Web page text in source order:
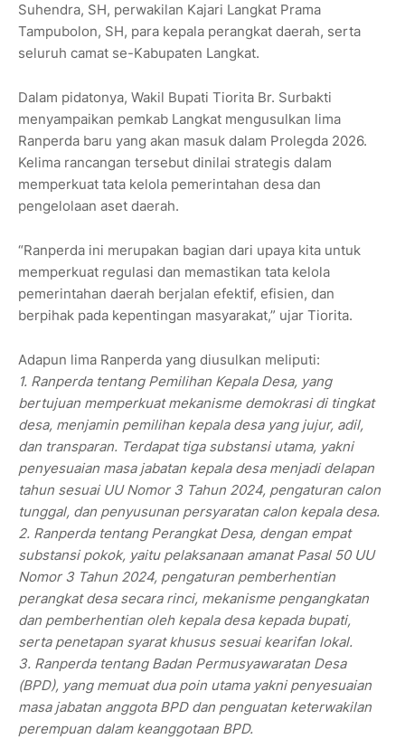
Suhendra, SH, perwakilan Kajari Langkat Prama
Tampubolon, SH, para kepala perangkat daerah, serta
seluruh camat se-Kabupaten Langkat.
Dalam pidatonya, Wakil Bupati Tiorita Br. Surbakti
menyampaikan pemkab Langkat mengusulkan lima
Ranperda baru yang akan masuk dalam Prolegda 2026.
Kelima rancangan tersebut dinilai strategis dalam
memperkuat tata kelola pemerintahan desa dan
pengelolaan aset daerah.
“Ranperda ini merupakan bagian dari upaya kita untuk
memperkuat regulasi dan memastikan tata kelola
pemerintahan daerah berjalan efektif, efisien, dan
berpihak pada kepentingan masyarakat,” ujar Tiorita.
Adapun lima Ranperda yang diusulkan meliputi:
1. Ranperda tentang Pemilihan Kepala Desa, yang
bertujuan memperkuat mekanisme demokrasi di tingkat
desa, menjamin pemilihan kepala desa yang jujur, adil,
dan transparan. Terdapat tiga substansi utama, yakni
penyesuaian masa jabatan kepala desa menjadi delapan
tahun sesuai UU Nomor 3 Tahun 2024, pengaturan calon
tunggal, dan penyusunan persyaratan calon kepala desa.
2. Ranperda tentang Perangkat Desa, dengan empat
substansi pokok, yaitu pelaksanaan amanat Pasal 50 UU
Nomor 3 Tahun 2024, pengaturan pemberhentian
perangkat desa secara rinci, mekanisme pengangkatan
dan pemberhentian oleh kepala desa kepada bupati,
serta penetapan syarat khusus sesuai kearifan lokal.
3. Ranperda tentang Badan Permusyawaratan Desa
(BPD), yang memuat dua poin utama yakni penyesuaian
masa jabatan anggota BPD dan penguatan keterwakilan
perempuan dalam keanggotaan BPD.